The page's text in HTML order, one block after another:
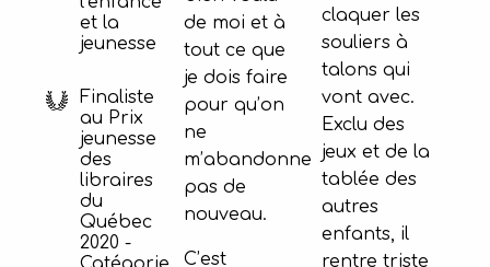
et la
jeunesse
Finaliste
au Prix
jeunesse
des
libraires
du
Québec
2020 -
de moi et à
tout ce que
je dois faire
pour qu’on
ne
m’abandonne
pas de
nouveau.
C’est
claquer les
souliers à
talons qui
vont avec.
Exclu des
jeux et de la
tablée des
autres
enfants, il
rentre triste